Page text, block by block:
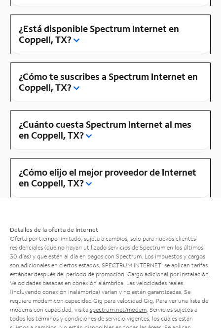
¿Está disponible Spectrum Internet en
Coppell, TX?
¿Cómo te suscribes a Spectrum Internet en
Coppell, TX?
¿Cuánto cuesta Spectrum Internet al mes
en Coppell, TX?
¿Cómo elijo el mejor proveedor de Internet
en Coppell, TX?
Detalles de la oferta de Internet
Oferta por tiempo limitado; sujeta a cambios; solo para nuevos clientes
residenciales (que no hayan utilizado servicios de Spectrum en los últimos
30 días) y que estén al día en pagos con Spectrum. Los impuestos y cargos
son adicionales en ciertos estados. SPECTRUM INTERNET: se aplican tarifas
estándar después del período de promoción. Cargo adicional por instalación.
Velocidades basadas en conexión alámbrica. Las velocidades reales
(incluyendo conexión inalámbrica) varían y no están garantizadas. Se
requiere módem con capacidad Gig para velocidad Gig. Para ver una lista de
módems con capacidad, visita spectrum.net/modem . Servicios sujetos a
todos los términos y condiciones de servicio vigentes, los cuales están